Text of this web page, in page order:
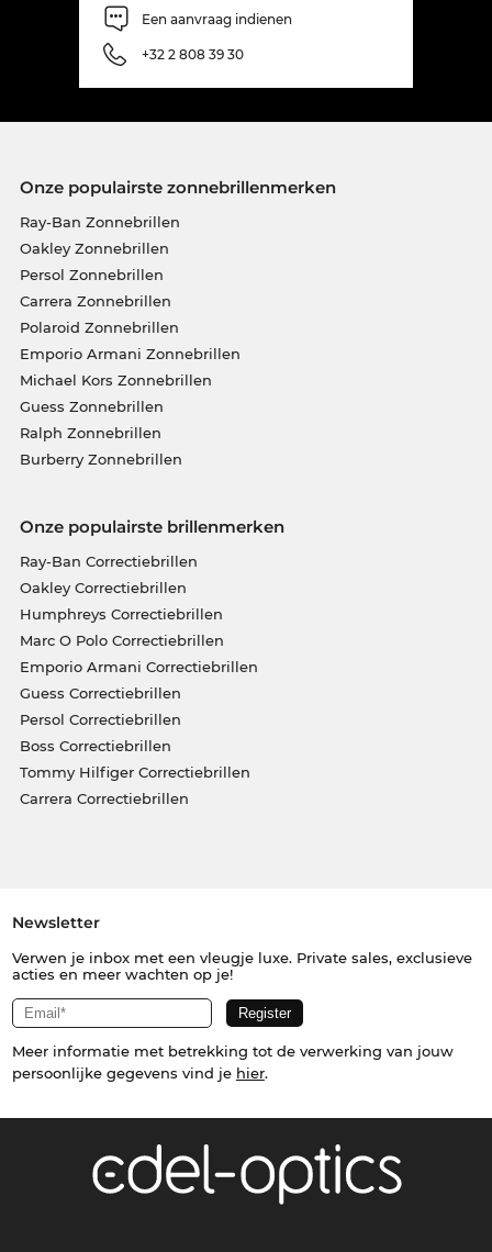
Een aanvraag indienen
+32 2 808 39 30
Onze populairste zonnebrillenmerken
Ray-Ban Zonnebrillen
Oakley Zonnebrillen
Persol Zonnebrillen
Carrera Zonnebrillen
Polaroid Zonnebrillen
Emporio Armani Zonnebrillen
Michael Kors Zonnebrillen
Guess Zonnebrillen
Ralph Zonnebrillen
Burberry Zonnebrillen
Onze populairste brillenmerken
Ray-Ban Correctiebrillen
Oakley Correctiebrillen
Humphreys Correctiebrillen
Marc O Polo Correctiebrillen
Emporio Armani Correctiebrillen
Guess Correctiebrillen
Persol Correctiebrillen
Boss Correctiebrillen
Tommy Hilfiger Correctiebrillen
Carrera Correctiebrillen
Newsletter
Verwen je inbox met een vleugje luxe. Private sales, exclusieve
acties en meer wachten op je!
Meer informatie met betrekking tot de verwerking van jouw
persoonlijke gegevens vind je hier.